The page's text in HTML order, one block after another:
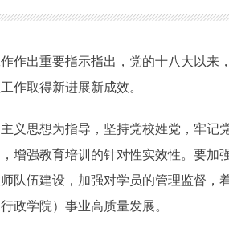
出重要指示指出，党的十八大以来
作取得新进展新成效。
思想为指导，坚持党校姓党，牢记
增强教育培训的针对性实效性。要加
队伍建设，加强对学员的管理监督，
政学院）事业高质量发展。